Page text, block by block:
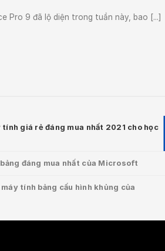
Pro 9 đã lộ diện trong tuần này, bao [...]
giá rẻ đáng mua nhất 2021 cho học
đáng mua nhất của Microsoft
tính bảng cấu hình khủng của